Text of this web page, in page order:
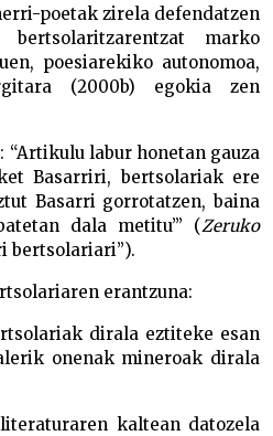
poetak zirela defendatzen
marko
poesiarekiko autonomoa,
(2000b) egokia zen
labur honetan gauza
Basarriri, bertsolariak ere
Basarri gorrotatzen, baina
dala metitu’” (Zeruko
bertsolariari”).
erantzuna:
dirala eztiteke esan
onenak mineroak dirala
kaltean datozela